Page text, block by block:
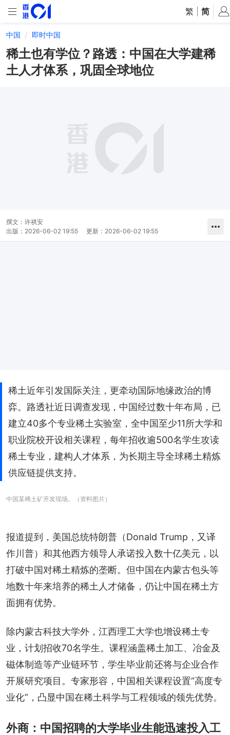
繁 简
中国 即时中国
稀土也有学位？路透：中国在大学建稀
土人才体系，巩固全球地位
撰文： 许祺安
出版： 2026-06-02 19:55 更新： 2026-06-02 19:55
稀土近年引发国际关注，更牵动国际地缘政治的博
弈。路透社近日调查发现，中国经过数十年布局，已
建立40多个专业稀土实验室，全中国至少11所大学和
职业院校开设相关课程，每年招收逾500名学生攻读
稀土专业，建构人才体系，为长期主导全球稀土精炼
供应链提供支持。
中国某稀土矿开发现场。（资料图片）
报道提到，美国总统特朗普（Donald Trump，又译
作川普）和其他西方领导人承诺投入数十亿美元，以
打破中国对稀土精炼的垄断。但中国在内蒙古包头等
地数十年来培养的稀土人才储备，仍让中国在稀土方
面拥有优势。
除内蒙古科技大学外，江西理工大学也增设稀土专
业，计划招收70名学生。课程涵盖稀土加工、冶金及
磁体制造等产业链环节，学生毕业前还将与企业合作
开展研究项目。专家形容，中国相关课程设置“高度专
业化”，凸显中国在稀土科学与工程领域的领先优势。
外商：中国招聘的大学毕业生能迅速投入工